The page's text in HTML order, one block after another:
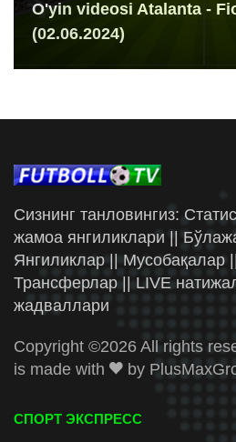
O'yin videosi Atalanta -
(02.06.2024)
Сизнинг танловингиз:
жамоа янгиликлари ||
Янгиликлар || Мусобақалар
Трансферлар || LIVE
жадваллари
Copyright ©2026 All rights
is made with
by
СПОРТ ЭКСПРЕСС